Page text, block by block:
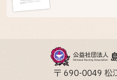
〒 690-0049 松